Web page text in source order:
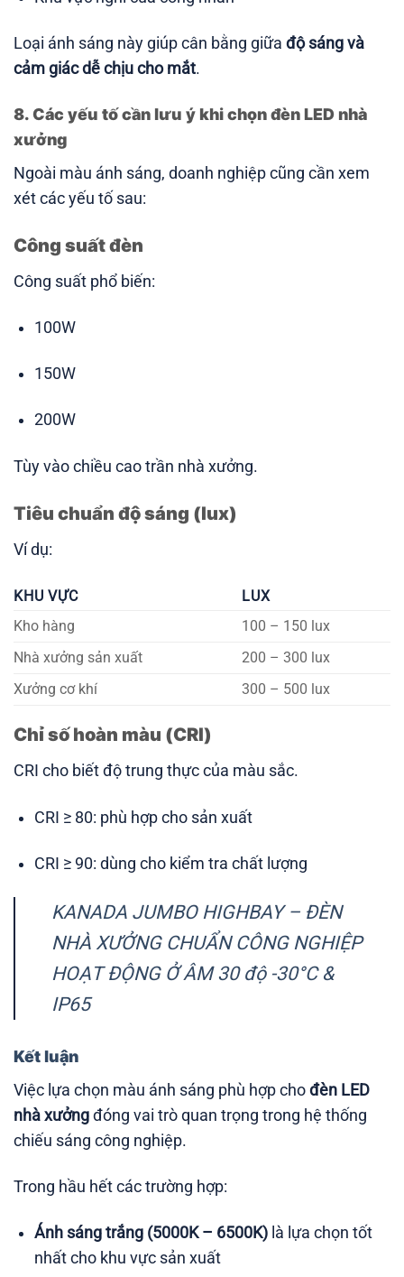
Loại ánh sáng này giúp cân bằng giữa độ sáng và
cảm giác dễ chịu cho mắt.
8. Các yếu tố cần lưu ý khi chọn đèn LED nhà
xưởng
Ngoài màu ánh sáng, doanh nghiệp cũng cần xem
xét các yếu tố sau:
Công suất đèn
Công suất phổ biến:
100W
150W
200W
Tùy vào chiều cao trần nhà xưởng.
Tiêu chuẩn độ sáng (lux)
Ví dụ:
KHU VỰC
LUX
Kho hàng
100 – 150 lux
Nhà xưởng sản xuất
200 – 300 lux
Xưởng cơ khí
300 – 500 lux
Chỉ số hoàn màu (CRI)
CRI cho biết độ trung thực của màu sắc.
CRI ≥ 80: phù hợp cho sản xuất
CRI ≥ 90: dùng cho kiểm tra chất lượng
KANADA JUMBO HIGHBAY – ĐÈN
NHÀ XƯỞNG CHUẨN CÔNG NGHIỆP
HOẠT ĐỘNG Ở ÂM 30 độ -30°C &
IP65
Kết luận
Việc lựa chọn màu ánh sáng phù hợp cho đèn LED
nhà xưởng đóng vai trò quan trọng trong hệ thống
chiếu sáng công nghiệp.
Trong hầu hết các trường hợp:
Ánh sáng trắng (5000K – 6500K) là lựa chọn tốt
nhất cho khu vực sản xuất